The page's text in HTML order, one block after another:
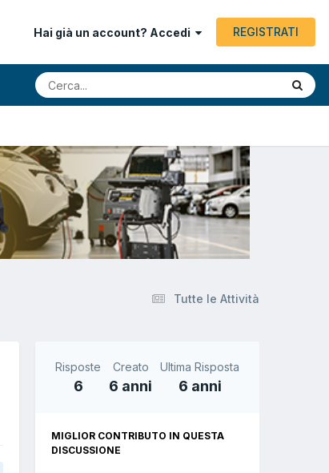
Hai già un account? Accedi REGISTRATI
Tutte le Attività
Risposte
6
Creato
6 anni
Ultima Risposta
6 anni
MIGLIOR CONTRIBUTO IN QUESTA
DISCUSSIONE